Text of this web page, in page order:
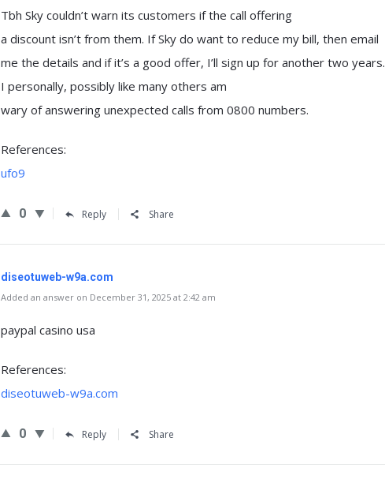
Tbh Sky couldn’t warn its customers if the call offering
a discount isn’t from them. If Sky do want to reduce my bill, then email
me the details and if it’s a good offer, I’ll sign up for another two years.
I personally, possibly like many others am
wary of answering unexpected calls from 0800 numbers.
References:
ufo9
0 Reply Share
diseotuweb-w9a.com
Added an answer on December 31, 2025 at 2:42 am
paypal casino usa
References:
diseotuweb-w9a.com
0 Reply Share